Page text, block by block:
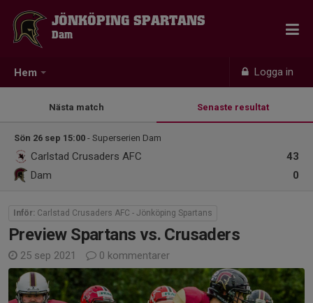
Hem Logga in
JÖNKÖPING SPARTANS
Dam
Nästa match Senaste resultat
Sön 26 sep 15:00 - Superserien Dam
43
Carlstad Crusaders AFC
0
Dam
Inför: Carlstad Crusaders AFC - Jönköping Spartans
Preview Spartans vs. Crusaders
25 sep 2021 0 kommentarer